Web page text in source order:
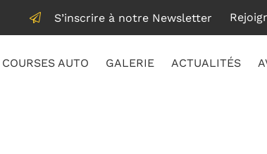
S’inscrire à notre Newsletter
COURSES AUTO GALERIE ACTUALITÉS